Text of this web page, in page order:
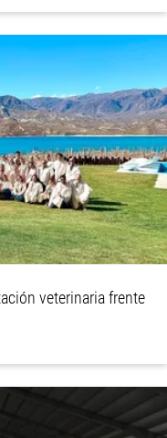
veterinaria frente